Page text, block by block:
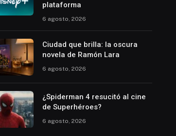
plataforma
6 agosto, 2026
Ciudad que brilla: la oscura
novela de Ramón Lara
6 agosto, 2026
¿Spiderman 4 resucitó al cine
de Superhéroes?
6 agosto, 2026